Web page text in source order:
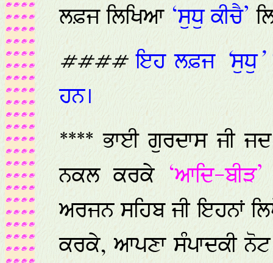
ਲਫ਼ਜ ਲਿਖਿਆ‘ਸੁਧੁ ਕੀਚੈ’
####ਇਹ ਲਫ਼ਜ‘ਸੁਧੁ’
ਹਨ।
**** ਭਾਈ ਗੁਰਦਾਸ ਜੀ
ਨਕਲ ਕਰਕੇ ‘ਆਦਿ-
ਅਰਜਨ ਸਹਿਬ ਜੀ ਇਹਨਾਂ
ਕਰਕੇ, ਆਪਣਾ ਸੰਪਾਦਕੀ